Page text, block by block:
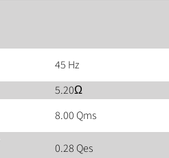
45 Hz
5.20Ω
8.00 Qms
0.28 Qes